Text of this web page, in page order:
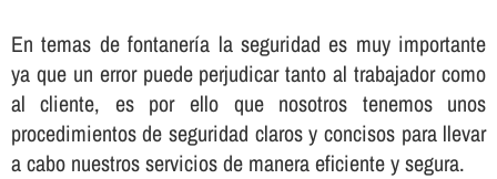
En temas de fontanerí­a la seguridad es muy importante
ya que un error puede perjudicar tanto al trabajador como
al cliente, es por ello que nosotros tenemos unos
procedimientos de seguridad claros y concisos para llevar
a cabo nuestros servicios de manera eficiente y segura.